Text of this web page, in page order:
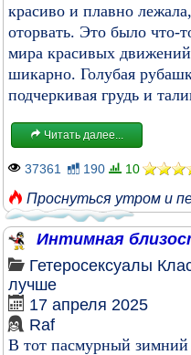
красиво и плавно
оторвать. Это было что-
мира красивых
шикарно. Голубая
подчеркивая грудь и
Читать далее...
37361 190 10
Проснуться утром и
Интимная
Гетеросексуалы
лучше
17 апреля 2025
Raf
В тот пасмурный зимний